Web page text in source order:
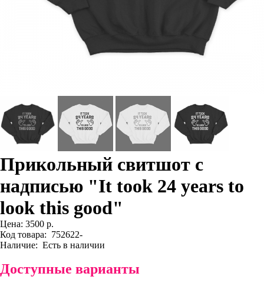
Прикольный свитшот с
надписью "It took 24 years to
look this good"
Цена: 3500 р.
Код товара: 752622-
Наличие: Есть в наличии
Доступные варианты